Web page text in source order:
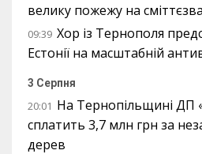
велику пожежу на
09:39 Хор із Тернополя
Естонії на масштабній
3 Серпня
20:01 На Тернопільщині ДП
сплатить 3,7 млн грн за
дерев